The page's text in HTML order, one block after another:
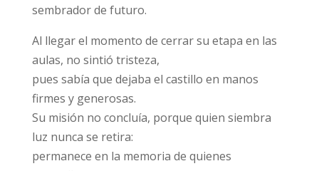
sembrador de futuro.
Al llegar el momento de cerrar su etapa en las
aulas, no sintió tristeza,
pues sabía que dejaba el castillo en manos
firmes y generosas.
Su misión no concluía, porque quien siembra
luz nunca se retira:
permanece en la memoria de quienes